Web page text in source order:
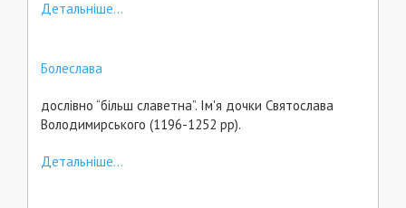
Детальніше...
Болеслава
дослівно “більш славетна”. Ім'я дочки Святослава
Володимирського (1196-1252 рр).
Детальніше...